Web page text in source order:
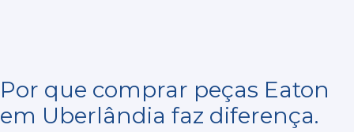
Por que comprar peças Eaton
em Uberlândia faz diferença.